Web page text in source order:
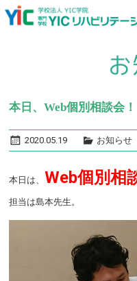
本日、Web個別相談会！
2020.05.19 お知らせ
本日は、 Web個別相
担当は島本先生。